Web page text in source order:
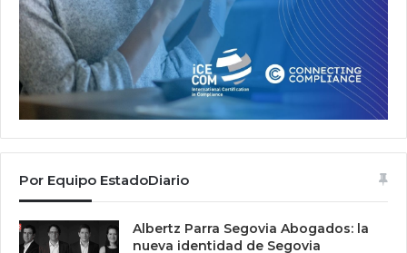
Por Equipo EstadoDiario
Albertz Parra Segovia Abogados: la
nueva identidad de Segovia